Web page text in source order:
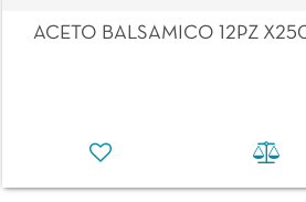
ACETO BALSAMICO 12PZ